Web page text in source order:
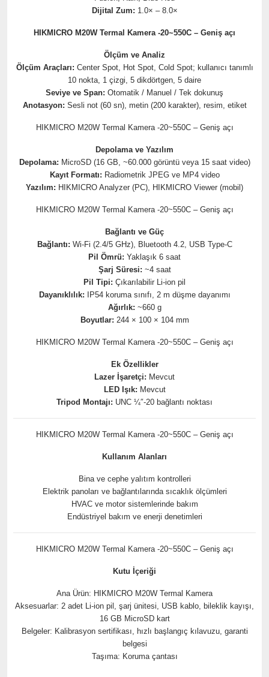
Dijital Zum: 1.0× – 8.0×
HIKMICRO M20W Termal Kamera -20~550C – Geniş açı
Ölçüm ve Analiz
Ölçüm Araçları: Center Spot, Hot Spot, Cold Spot; kullanıcı tanımlı
10 nokta, 1 çizgi, 5 dikdörtgen, 5 daire
Seviye ve Span: Otomatik / Manuel / Tek dokunuş
Anotasyon: Sesli not (60 sn), metin (200 karakter), resim, etiket
HIKMICRO M20W Termal Kamera -20~550C – Geniş açı
Depolama ve Yazılım
Depolama: MicroSD (16 GB, ~60.000 görüntü veya 15 saat video)
Kayıt Formatı: Radiometrik JPEG ve MP4 video
Yazılım: HIKMICRO Analyzer (PC), HIKMICRO Viewer (mobil)
HIKMICRO M20W Termal Kamera -20~550C – Geniş açı
Bağlantı ve Güç
Bağlantı: Wi-Fi (2.4/5 GHz), Bluetooth 4.2, USB Type-C
Pil Ömrü: Yaklaşık 6 saat
Şarj Süresi: ~4 saat
Pil Tipi: Çıkarılabilir Li-ion pil
Dayanıklılık: IP54 koruma sınıfı, 2 m düşme dayanımı
Ağırlık: ~660 g
Boyutlar: 244 × 100 × 104 mm
HIKMICRO M20W Termal Kamera -20~550C – Geniş açı
Ek Özellikler
Lazer İşaretçi: Mevcut
LED Işık: Mevcut
Tripod Montajı: UNC ¼″-20 bağlantı noktası
HIKMICRO M20W Termal Kamera -20~550C – Geniş açı
Kullanım Alanları
Bina ve cephe yalıtım kontrolleri
Elektrik panoları ve bağlantılarında sıcaklık ölçümleri
HVAC ve motor sistemlerinde bakım
Endüstriyel bakım ve enerji denetimleri
HIKMICRO M20W Termal Kamera -20~550C – Geniş açı
Kutu İçeriği
Ana Ürün: HIKMICRO M20W Termal Kamera
Aksesuarlar: 2 adet Li-ion pil, şarj ünitesi, USB kablo, bileklik kayışı,
16 GB MicroSD kart
Belgeler: Kalibrasyon sertifikası, hızlı başlangıç kılavuzu, garanti
belgesi
Taşıma: Koruma çantası